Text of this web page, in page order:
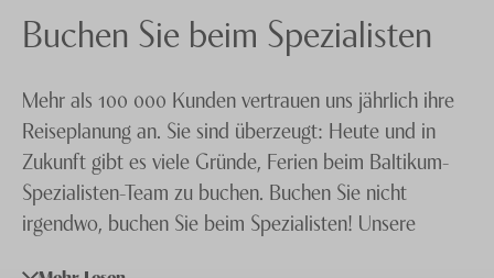
Über uns
Feedback
Events
Nachhaltigkeit
Datenschutz
knecht reisen
Buchen Sie beim Spezialisten
Mehr als 100 000 Kunden vertrauen uns jährlich ihre
Reiseplanung an. Sie sind überzeugt: Heute und in
Zukunft gibt es viele Gründe, Ferien beim Baltikum-
Spezialisten-Team zu buchen. Buchen Sie nicht
irgendwo, buchen Sie beim Spezialisten! Unsere